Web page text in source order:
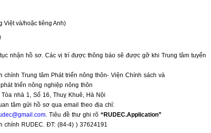
Việt và/hoặc tiêng Anh)
nhận hồ sơ. Các vị trí được thông báo sẽ được gỡ khi Trung tâm tuyển
chính Trung tâm Phát triển nông thôn- Viện Chính sách và
triển nông nghiệp nông thôn
Tòa nhà 1, Số 16, Thuỵ Khuê, Hà Nội
tâm gửi hồ sơ qua email theo địa chỉ:
. Tiêu đề thư ghi rõ “RUDEC.Application”
chính RUDEC. ĐT: (84-4) ) 37624191